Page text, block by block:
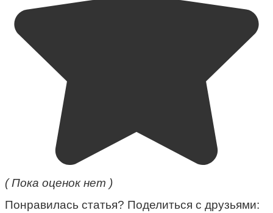
( Пока оценок нет )
Понравилась статья? Поделиться с друзьями: